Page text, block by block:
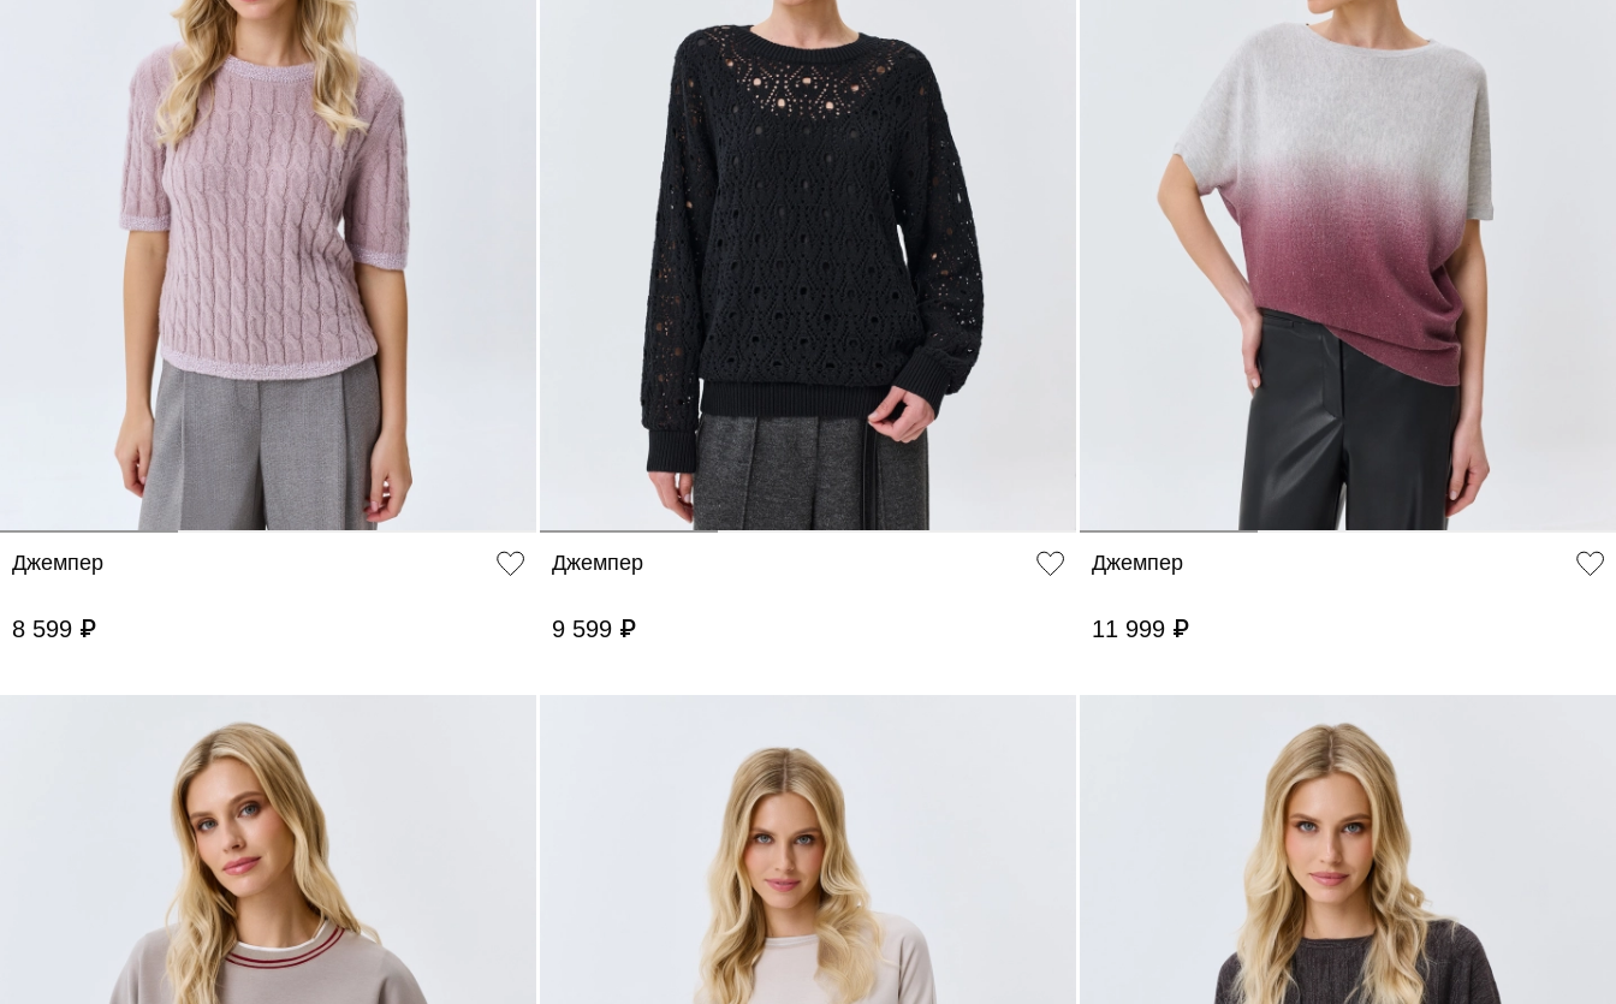
ДОБАВИТЬ В КОРЗИНУ
36 38 40 42
ДОБАВИТЬ В КОРЗИНУ
34
36 38 40 42 44
ДОБАВИТЬ В КОРЗИНУ
36 38 40 42
Джемпер
8 599 ₽
Джемпер
9 599 ₽
Джемпер
11 999 ₽